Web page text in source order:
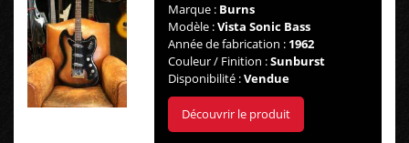
Marque : Burns
Modèle :Vista Sonic Bass
Année de fabrication : 1962
Couleur / Finition :Sunburst
Disponibilité :Vendue
Découvrir le produit